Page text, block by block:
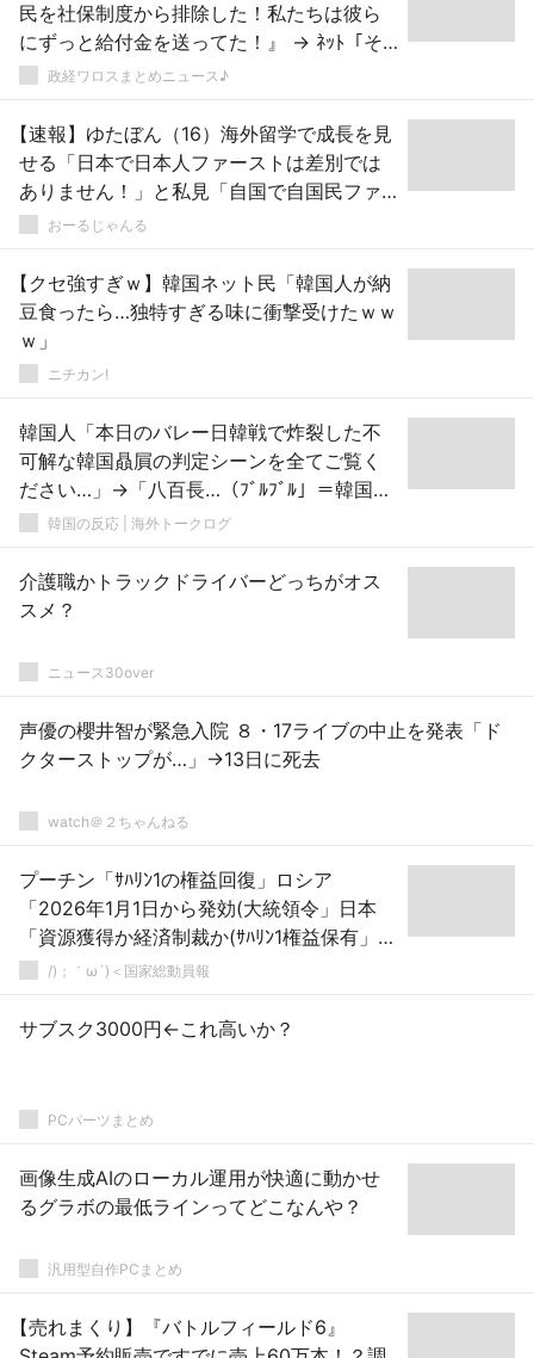
民を社保制度から排除した！私たちは彼ら
にずっと給付金を送ってた！』 → ﾈｯﾄ「そ
れでも日本は外国人に生活保護を払い続け
政経ワロスまとめニュース♪
【速報】ゆたぼん（16）海外留学で成長を見
せる「日本で日本人ファーストは差別では
ありません！」と私見「自国で自国民ファ
ーストは当たり前」
おーるじゃんる
【クセ強すぎｗ】韓国ネット民「韓国人が納
豆食ったら…独特すぎる味に衝撃受けたｗｗ
ｗ」
ニチカン!
韓国人「本日のバレー日韓戦で炸裂した不
可解な韓国贔屓の判定シーンを全てご覧く
ださい…」→「八百長…（ﾌﾞﾙﾌﾞﾙ」＝韓国の
反応韓国の反応 | 海外トークログ
介護職かトラックドライバーどっちがオス
スメ？
ニュース30over
声優の櫻井智が緊急入院 ８・17ライブの中止を発表「ド
クターストップが…」→13日に死去
watch＠２ちゃんねる
プーチン「ｻﾊﾘﾝ1の権益回復」ロシア
「2026年1月1日から発効(大統領令」日本
「資源獲得か経済制裁か(ｻﾊﾘﾝ1権益保有」ト
ランプ「停戦合意ではなく平和協定(重要」
/)；｀ω´)＜国家総動員報
サブスク3000円←これ高いか？
PCパーツまとめ
画像生成AIのローカル運用が快適に動かせ
るグラボの最低ラインってどこなんや？
汎用型自作PCまとめ
【売れまくり】『バトルフィールド6』